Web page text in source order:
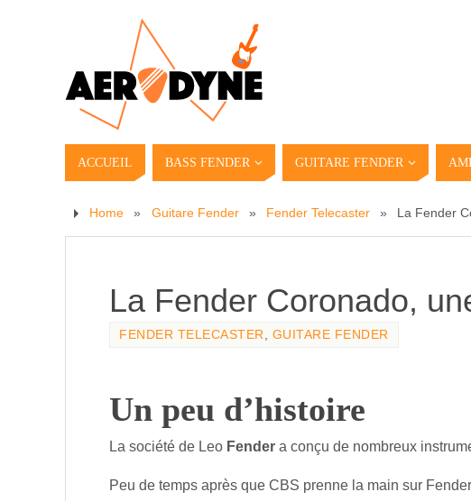
ACCUEIL BASS FENDER GUITARE FENDER
Home » Guitare Fender » Fender Telecaster » La Fender
La Fender Coronado,
FENDER TELECASTER, GUITARE FENDER
Un peu d’histoire
La société de Leo Fender a conçu de nombreux
Peu de temps après que CBS prenne la main sur